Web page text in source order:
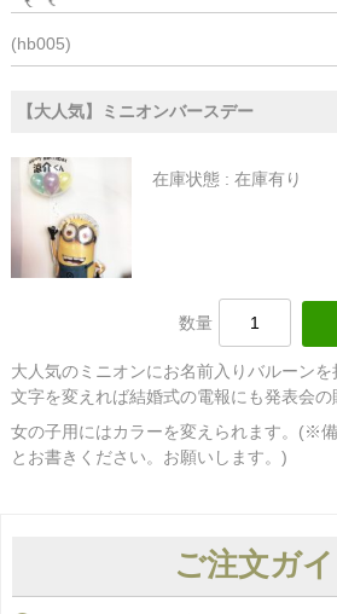
(hb005)
【大人気】ミニオンバースデー
在庫状態 : 在庫有り
数量
大人気のミニオンにお名前入りバルーンを
文字を変えれば結婚式の電報にも発表会の
女の子用にはカラーを変えられます。(※備
とお書きください。お願いします。)
ご注文ガ